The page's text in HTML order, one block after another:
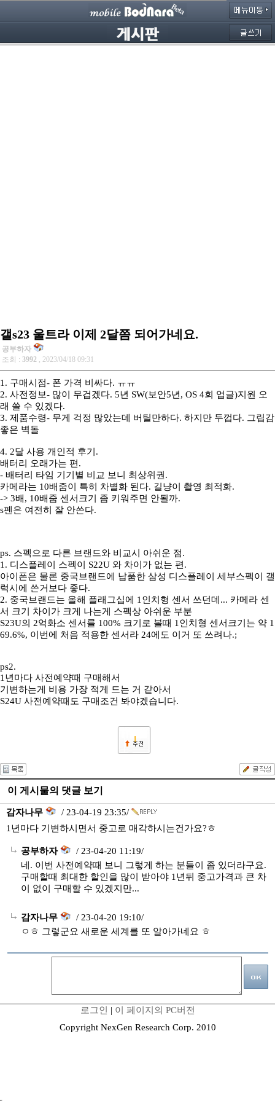
갤s23 울트라 이제 2달쯤 되어가네요.
공부하자
조회 : 3992 , 2023/04/18 09:31
1. 구매시점- 폰 가격 비싸다. ㅠㅠ
2. 사전정보- 많이 무겁겠다. 5년 SW(보안5년, OS 4회 업글)지원 오
래 쓸 수 있겠다.
3. 제품수령- 무게 걱정 많았는데 버틸만하다. 하지만 두껍다. 그립감
좋은 벽돌
4. 2달 사용 개인적 후기.
배터리 오래가는 편.
- 배터리 타임 기기별 비교 보니 최상위권.
카메라는 10배줌이 특히 차별화 된다. 길냥이 촬영 최적화.
-> 3배, 10배줌 센서크기 좀 키워주면 안될까.
s펜은 여전히 잘 안쓴다.
ps. 스펙으로 다른 브랜드와 비교시 아쉬운 점.
1. 디스플레이 스펙이 S22U 와 차이가 없는 편.
아이폰은 물론 중국브랜드에 납품한 삼성 디스플레이 세부스펙이 갤
럭시에 쓴거보다 좋다.
2. 중국브랜드는 올해 플래그십에 1인치형 센서 쓰던데... 카메라 센
서 크기 차이가 크게 나는게 스펙상 아쉬운 부분
S23U의 2억화소 센서를 100% 크기로 볼때 1인치형 센서크기는 약 1
69.6%, 이번에 처음 적용한 센서라 24에도 이거 또 쓰려나.;
ps2.
1년마다 사전예약때 구매해서
기변하는게 비용 가장 적게 드는 거 같아서
S24U 사전예약때도 구매조건 봐야겠습니다.
1
이 게시물의 댓글 보기
감자나무
/ 23-04-19 23:35/
1년마다 기변하시면서 중고로 매각하시는건가요?ㅎ
공부하자
/ 23-04-20 11:19/
네. 이번 사전예약때 보니 그렇게 하는 분들이 좀 있더라구요.
구매할때 최대한 할인을 많이 받아야 1년뒤 중고가격과 큰 차
이 없이 구매할 수 있겠지만...
감자나무
/ 23-04-20 19:10/
ㅇㅎ 그렇군요 새로운 세계를 또 알아가네요 ㅎ
로그인 | 이 페이지의 PC버전
Copyright NexGen Research Corp. 2010